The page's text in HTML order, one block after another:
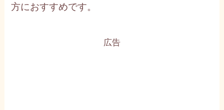
方におすすめです。
広告